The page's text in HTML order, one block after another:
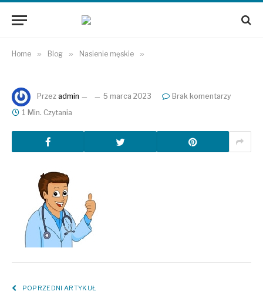
Home » Blog » Nasienie męskie »
Przez admin 5 marca 2023
Brak komentarzy
1 Min. Czytania
POPRZEDNI ARTYKUŁ